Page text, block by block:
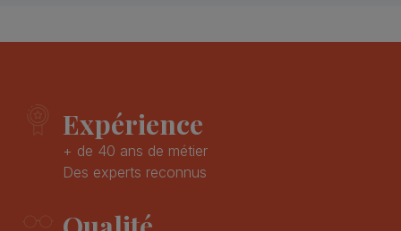
Expérience
+ de 40 ans de métier
Des experts reconnus